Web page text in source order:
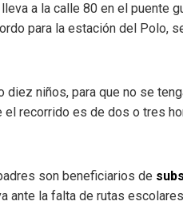
a la calle 80 en el puente
para la estación del Polo,
niños, para que no se
recorrido es de dos o tres
son beneficiarios de
ante la falta de rutas